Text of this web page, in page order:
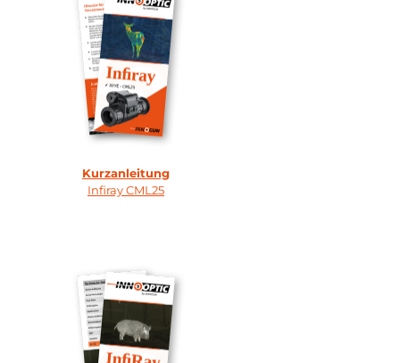
Kurzanleitung
Infiray CML25